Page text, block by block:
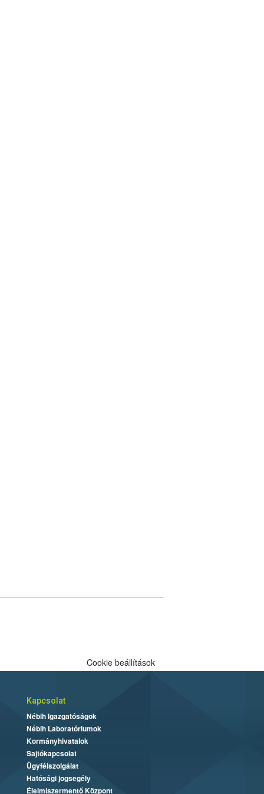
Cookie beállítások
Kapcsolat
Nébih Igazgatóságok
Nébih Laboratóriumok
Kormányhivatalok
Sajtókapcsolat
Ügyfélszolgálat
Hatósági jogsegély
Élelmiszermentő Központ